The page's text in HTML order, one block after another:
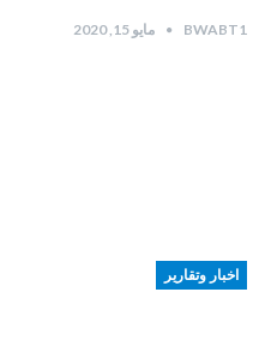
BWABT1 مايو 15, 2020
اخبار وتقارير